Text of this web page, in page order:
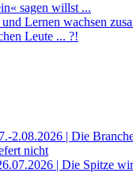
sagen willst ...
Lernen wachsen
Leute ... ?!
2.08.2026 | Die
nicht
| Die Spitze